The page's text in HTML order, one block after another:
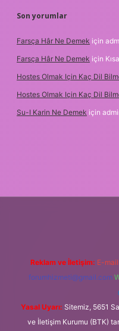
Son yorumlar
Farsça Hâr Ne Demek için
Farsça Hâr Ne Demek için Kısa
Hostes Olmak Için Kaç Dil
Hostes Olmak Için Kaç Dil
Su-I Karin Ne Demek için
Reklam ve İletişim: E-
forumhizmeti@gmail.com
Yasal Uyarı: Sitemiz, 5651
ve İletişim Kurumu (BTK)